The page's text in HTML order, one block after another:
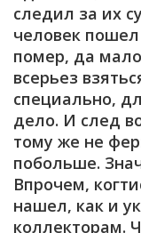
следил за их
человек
помер, да
всерьез
специально,
дело. И след
тому же не
побольше.
Впрочем,
нашел, как и
коллекторам.